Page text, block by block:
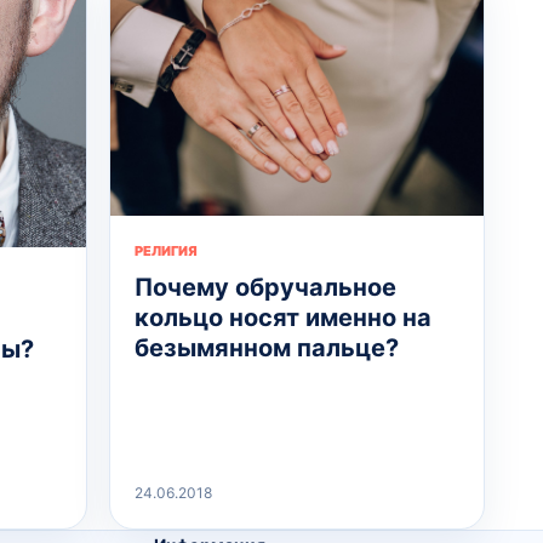
РЕЛИГИЯ
Почему обручальное
кольцо носят именно на
безымянном пальце?
24.06.2018